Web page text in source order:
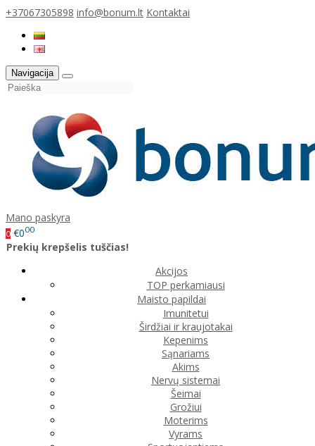
+37067305898 info@bonum.lt Kontaktai
Navigacija
Mano paskyra
0 €000
Prekių krepšelis tuščias!
Akcijos
TOP perkamiausi
Maisto papildai
Imunitetui
Širdžiai ir kraujotakai
Kepenims
Sąnariams
Akims
Nervų sistemai
Šeimai
Grožiui
Moterims
Vyrams